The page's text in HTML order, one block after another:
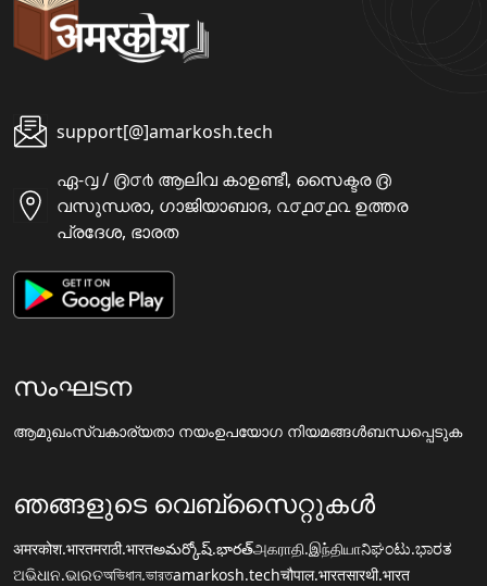
support[@]amarkosh.tech
ഏ-൮ / ൫൦൪ ആലിവ കാഉണ്ടീ, സൈക്ടര ൫
വസുന്ധരാ, ഗാജിയാബാദ, ൨൦൧൦൧൨ ഉത്തര
പ്രദേശ, ഭാരത
സംഘടന
ആമുഖംസ്വകാര്യതാ നയംഉപയോഗ നിയമങ്ങൾബന്ധപ്പെടുക
ഞങ്ങളുടെ വെബ്സൈറ്റുകൾ
अमरकोश.भारतमराठी.भारतఅమర్కోష్.భారత్அகராதி.இந்தியாನಿಘಂಟು.ಭಾರತ
ଅଭିଧାନ.ଭାରତঅভিধান.ভারতamarkosh.techचौपाल.भारतसारथी.भारत